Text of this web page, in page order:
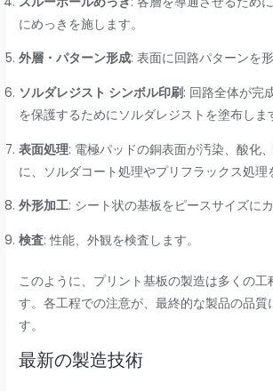
にめっきを施します。
外層・パターン形成: 表面に回路パターンを形
ソルダレジスト シンボル印刷: 回路全体が完
を保護するためにソルダレジストを塗布しま
表面処理: 電極パッドの銅表面が汚染、酸化
に、ソルダコート処理やプリフラックス処理
外形加工: シート状の基板をピースサイズにカ
検査: 性能、外観を検査します。
このように、プリント基板の製造は多くの工
す。各工程での注意が、最終的な製品の品質
す。
最新の製造技術